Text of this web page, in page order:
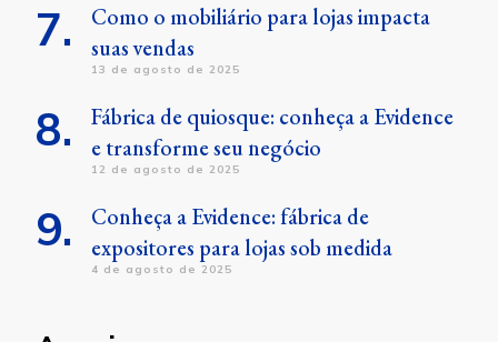
Como o mobiliário para lojas impacta
suas vendas
13 de agosto de 2025
Fábrica de quiosque: conheça a Evidence
e transforme seu negócio
12 de agosto de 2025
Conheça a Evidence: fábrica de
expositores para lojas sob medida
4 de agosto de 2025